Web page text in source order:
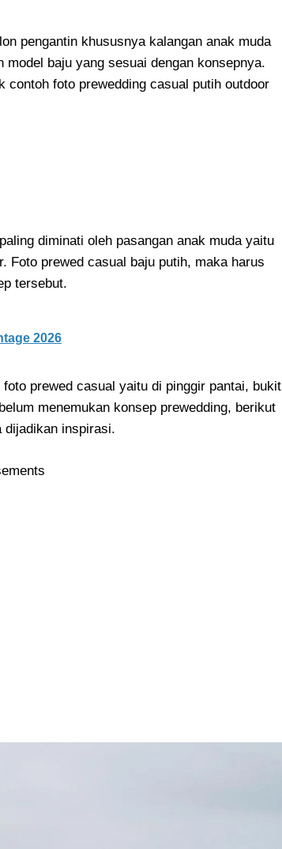
pengantin khususnya kalangan anak muda
baju yang sesuai dengan konsepnya.
contoh foto prewedding casual putih outdoor
diminati oleh pasangan anak muda yaitu
Foto prewed casual baju putih, maka harus
tersebut.
2026
prewed casual yaitu di pinggir pantai, bukit
menemukan konsep prewedding, berikut
dijadikan inspirasi.